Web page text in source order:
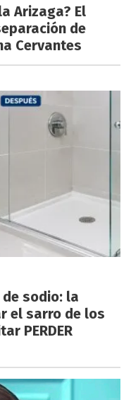
Arizaga? El
de
Cervantes
sodio: la
el sarro de los
PERDER